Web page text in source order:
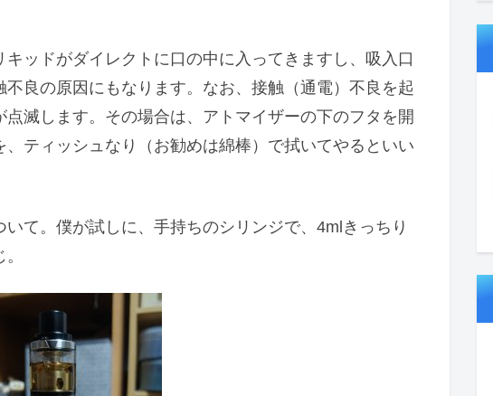
ッドがダイレクトに口の中に入ってきますし、吸入口
良の原因にもなります。なお、接触（通電）不良を起
滅します。その場合は、アトマイザーの下のフタを開
ティッシュなり（お勧めは綿棒）で拭いてやるといい
て。僕が試しに、手持ちのシリンジで、4mlきっちり